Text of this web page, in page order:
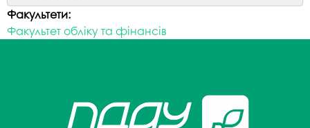
Факультети:
Факультет обліку та фінансів